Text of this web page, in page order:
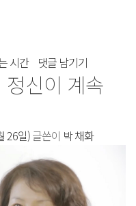
시간
돌아보니까
진짜
나였던
한
번도
없지
않았나…
댓글 남기기
신이 계속
26일)글쓴이 박 채화